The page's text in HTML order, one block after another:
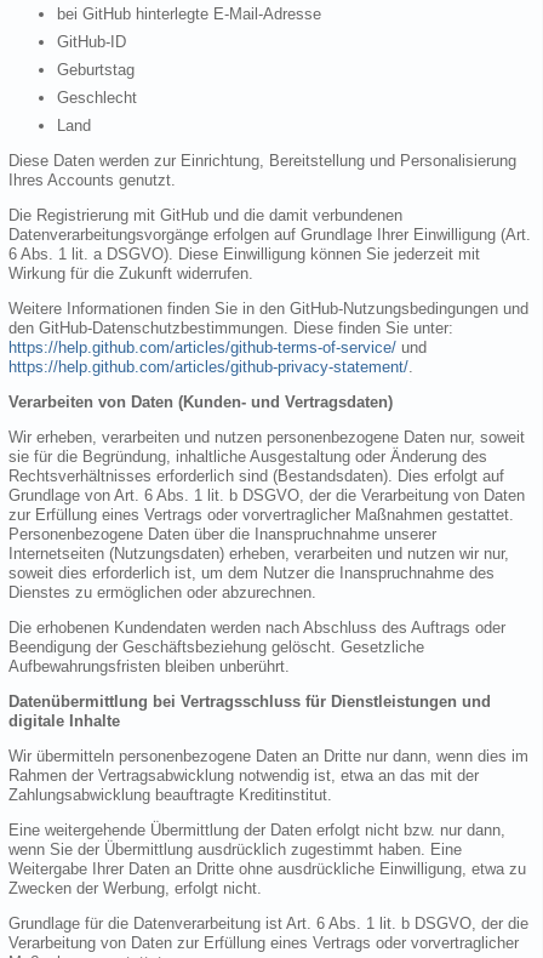
bei GitHub hinterlegte E-Mail-Adresse
GitHub-ID
Geburtstag
Geschlecht
Land
Diese Daten werden zur Einrichtung, Bereitstellung und Personalisierung
Ihres Accounts genutzt.
Die Registrierung mit GitHub und die damit verbundenen
Datenverarbeitungsvorgänge erfolgen auf Grundlage Ihrer Einwilligung (Art.
6 Abs. 1 lit. a DSGVO). Diese Einwilligung können Sie jederzeit mit
Wirkung für die Zukunft widerrufen.
Weitere Informationen finden Sie in den GitHub-Nutzungsbedingungen und
den GitHub-Datenschutzbestimmungen. Diese finden Sie unter:
https://help.github.com/articles/github-terms-of-service/ und
https://help.github.com/articles/github-privacy-statement/.
Verarbeiten von Daten (Kunden- und Vertragsdaten)
Wir erheben, verarbeiten und nutzen personenbezogene Daten nur, soweit
sie für die Begründung, inhaltliche Ausgestaltung oder Änderung des
Rechtsverhältnisses erforderlich sind (Bestandsdaten). Dies erfolgt auf
Grundlage von Art. 6 Abs. 1 lit. b DSGVO, der die Verarbeitung von Daten
zur Erfüllung eines Vertrags oder vorvertraglicher Maßnahmen gestattet.
Personenbezogene Daten über die Inanspruchnahme unserer
Internetseiten (Nutzungsdaten) erheben, verarbeiten und nutzen wir nur,
soweit dies erforderlich ist, um dem Nutzer die Inanspruchnahme des
Dienstes zu ermöglichen oder abzurechnen.
Die erhobenen Kundendaten werden nach Abschluss des Auftrags oder
Beendigung der Geschäftsbeziehung gelöscht. Gesetzliche
Aufbewahrungsfristen bleiben unberührt.
Datenübermittlung bei Vertragsschluss für Dienstleistungen und
digitale Inhalte
Wir übermitteln personenbezogene Daten an Dritte nur dann, wenn dies im
Rahmen der Vertragsabwicklung notwendig ist, etwa an das mit der
Zahlungsabwicklung beauftragte Kreditinstitut.
Eine weitergehende Übermittlung der Daten erfolgt nicht bzw. nur dann,
wenn Sie der Übermittlung ausdrücklich zugestimmt haben. Eine
Weitergabe Ihrer Daten an Dritte ohne ausdrückliche Einwilligung, etwa zu
Zwecken der Werbung, erfolgt nicht.
Grundlage für die Datenverarbeitung ist Art. 6 Abs. 1 lit. b DSGVO, der die
Verarbeitung von Daten zur Erfüllung eines Vertrags oder vorvertraglicher